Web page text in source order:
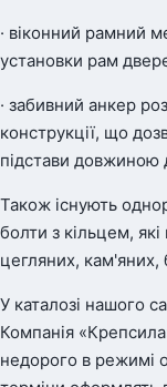
· віконний рамний
установки рам
· забивний анкер
конструкції, що
підстави довжиною
Також існують
болти з кільцем,
цегляних, кам'яних,
У каталозі нашого
Компанія
недорого в режимі